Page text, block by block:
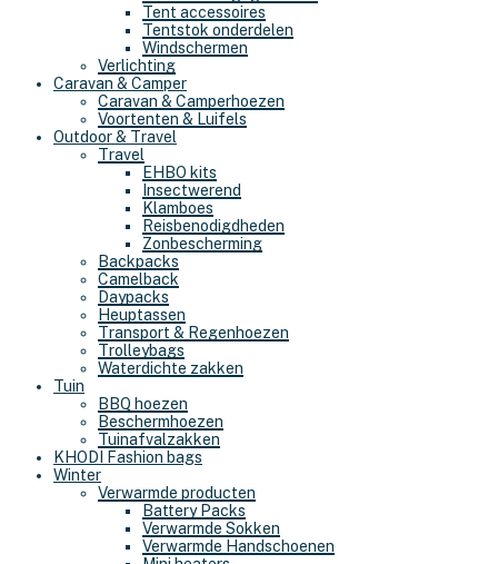
Tent accessoires
Tentstok onderdelen
Windschermen
Verlichting
Caravan & Camper
Caravan & Camperhoezen
Voortenten & Luifels
Outdoor & Travel
Travel
EHBO kits
Insectwerend
Klamboes
Reisbenodigdheden
Zonbescherming
Backpacks
Camelback
Daypacks
Heuptassen
Transport & Regenhoezen
Trolleybags
Waterdichte zakken
Tuin
BBQ hoezen
Beschermhoezen
Tuinafvalzakken
KHODI Fashion bags
Winter
Verwarmde producten
Battery Packs
Verwarmde Sokken
Verwarmde Handschoenen